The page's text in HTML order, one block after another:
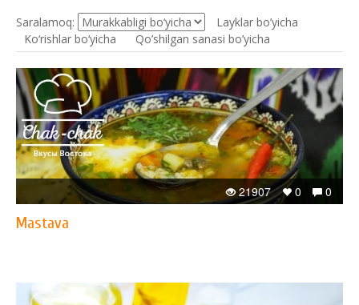
Saralamoq:
Layklar bo’yicha
Ko‘rishlar bo‘yicha
Qo’shilgan sanasi bo’yicha
0
0
21907
Mastava